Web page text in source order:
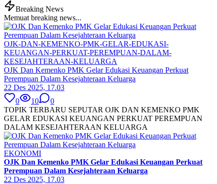
Breaking News
Memuat breaking news...
OJK-DAN-KEMENKO-PMK-GELAR-EDUKASI-
KEUANGAN-PERKUAT-PEREMPUAN-DALAM-
KESEJAHTERAAN-KELUARGA
OJK Dan Kemenko PMK Gelar Edukasi Keuangan Perkuat
Perempuan Dalam Kesejahteraan Keluarga
22 Des 2025, 17.03
0
10
0
TOPIK TERBARU SEPUTAR OJK DAN KEMENKO PMK
GELAR EDUKASI KEUANGAN PERKUAT PEREMPUAN
DALAM KESEJAHTERAAN KELUARGA
EKONOMI
OJK Dan Kemenko PMK Gelar Edukasi Keuangan Perkuat
Perempuan Dalam Kesejahteraan Keluarga
22 Des 2025, 17.03